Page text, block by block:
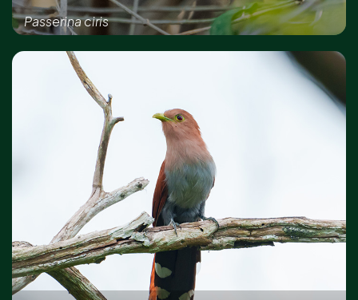
Passerina ciris
Sahé Sotuta
DISTRIBUCIÓN IMPORTANTE
Común